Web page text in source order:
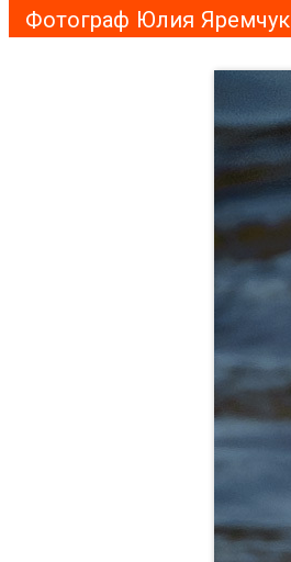
Фотограф Юлия Яремчук